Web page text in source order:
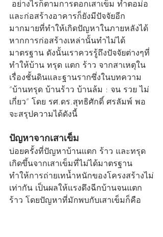
และก่อสร้างอาคารก็ยังมีปัจจัยอีก
มากมายที่ทำให้เกิดปัญหาในภายหลังได้
หากการก่อสร้างเหล่านั้นทำไม่ได้
มาตรฐาน ดังนั้นเราควรรู้ถึงปัจจัยต่างๆที่
ทำให้บ้าน ทรุด แตก ร้าว จากสาเหตุใน
เรื่องชั้นดินและฐานรากซึ่งในบทความ
“บ้านทรุด บ้านร้าว บ้านล้ม : จน รวย ไม่
เกี่ยว” โดย รศ.ดร.สุทธิศักดิ์ ศรลัมพ์ พอ
จะสรุปความได้ดังนี้
ปัญหาจากเสาเข็ม
บ่อยครั้งที่ปัญหาบ้านแตก ร้าว และทรุด
เกิดขึ้นจากเสาเข็มที่ไม่ได้มาตรฐาน
ทำให้การถ่ายเทน้ำหนักของโครงสร้างไม่
เท่ากัน เป็นผลให้แรงดึงฉีกบ้านจนแตก
ร้าว โดยปัญหาที่มักพบกับเสาเข็มก็คือ